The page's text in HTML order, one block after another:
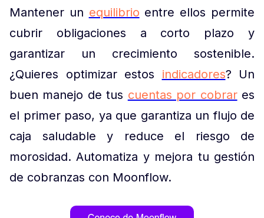
Mantener un equilibrio entre ellos permite
cubrir obligaciones a corto plazo y
garantizar un crecimiento sostenible.
¿Quieres optimizar estos indicadores? Un
buen manejo de tus cuentas por cobrares
el primer paso, ya que garantiza un flujo de
caja saludable y reduce el riesgo de
morosidad. Automatiza y mejora tu gestión
de cobranzas con Moonflow.